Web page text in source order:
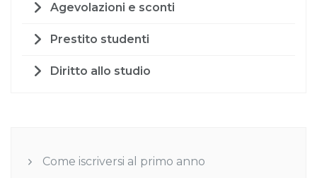
Agevolazioni e sconti
Prestito studenti
Diritto allo studio
Come iscriversi al primo anno